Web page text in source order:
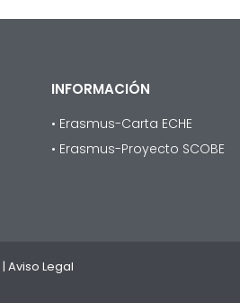
INFORMACIÓN
• Erasmus-Carta ECHE
• Erasmus-Proyecto SCOBE
| Aviso Legal